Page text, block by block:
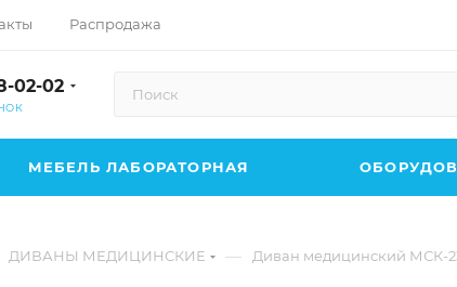
Распродажа
02-02
МЕБЕЛЬ ЛАБОРАТОРНАЯ
ДИВАНЫ МЕДИЦИНСКИЕ — Диван медицинский МСК-